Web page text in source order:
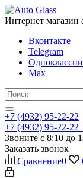
Интернет магазин
Вконтакте
Telegram
Max
+7 (4932) 95-22-22
+7 (4932) 95-22-22
Звоните с 8:10 до
Заказать звонок
Сравнение0